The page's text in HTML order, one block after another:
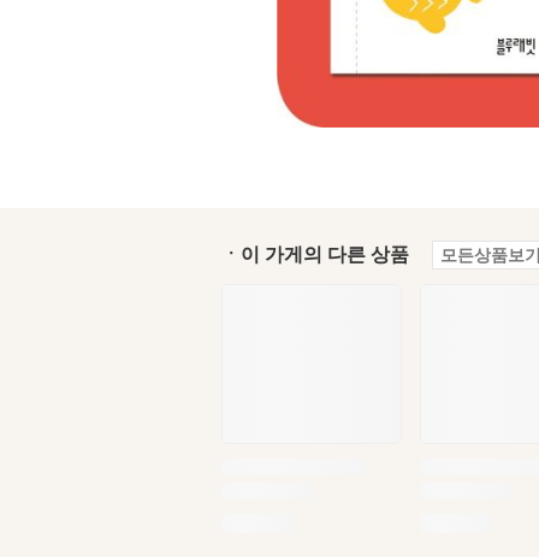
ㆍ이 가게의 다른 상품 모든상품보